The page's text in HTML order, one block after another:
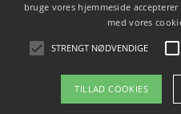
Varekategorier
Produkter
bruge vores hjemmeside
med vores
STRENGT NØDVENDIGE
TILLAD COOKIES